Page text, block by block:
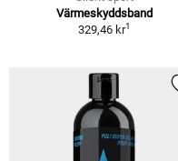
Värmeskyddsband
329,46 kr1